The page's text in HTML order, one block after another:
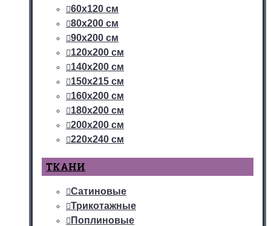
60х120 см
80х200 см
90х200 см
120х200 см
140х200 см
150х215 см
160х200 см
180х200 см
200х200 см
220х240 см
ТКАНИ
Сатиновые
Трикотажные
Поплиновые